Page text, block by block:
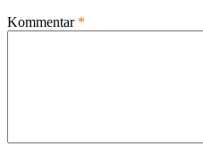
Kommentar *